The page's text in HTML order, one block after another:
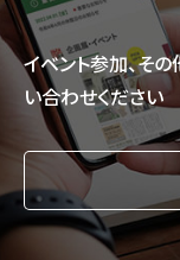
イベント参加、そ
い合わせください